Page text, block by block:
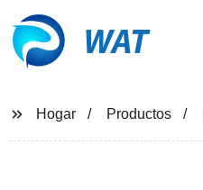
WAT
Hogar Productos